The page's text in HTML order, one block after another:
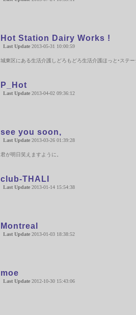
Hot Station Dairy Works !
Last Update 2013-05-31 10:00:59
城東区にある生活介護しどろもどろ生活介護ほっと•ステー
P_Hot
Last Update 2013-04-02 09:36:12
see you soon,
Last Update 2013-03-26 01:39:28
君が明日笑えますように。
club-THALI
Last Update 2013-01-14 15:54:38
Montreal
Last Update 2013-01-03 18:38:52
moe
Last Update 2012-10-30 15:43:06